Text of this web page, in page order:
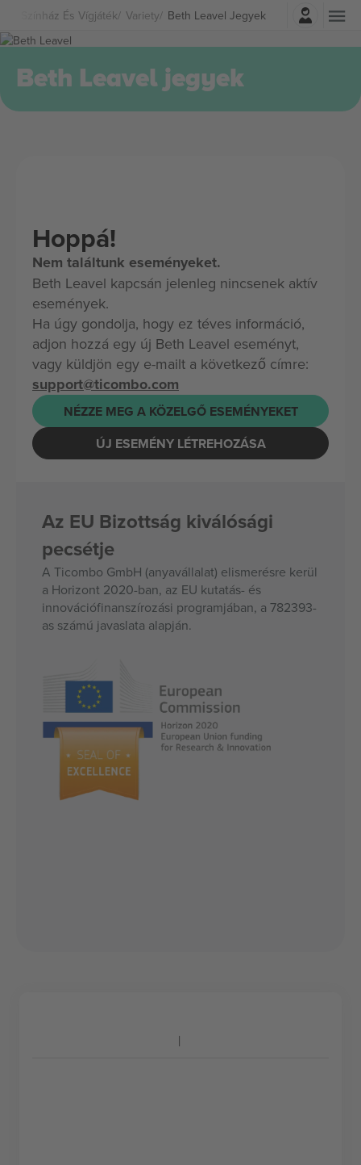
Színház És Vígjáték Variety Beth Leavel Jegyek
Belépés
Beth Leavel jegyek
Hoppá!
Nem találtunk eseményeket.
Beth Leavel kapcsán jelenleg nincsenek aktív
események.
Ha úgy gondolja, hogy ez téves információ,
adjon hozzá egy új Beth Leavel eseményt,
vagy küldjön egy e-mailt a következő címre:
support@ticombo.com
NÉZZE MEG A KÖZELGŐ ESEMÉNYEKET
ÚJ ESEMÉNY LÉTREHOZÁSA
Az EU Bizottság kiválósági
pecsétje
A Ticombo GmbH (anyavállalat) elismerésre kerül
a Horizont 2020-ban, az EU kutatás- és
innovációfinanszírozási programjában, a 782393-
as számú javaslata alapján.